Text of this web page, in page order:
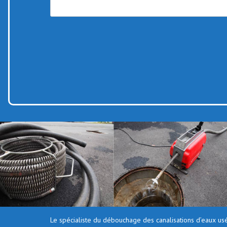
Le spécialiste du débouchage des canalisations d’eaux